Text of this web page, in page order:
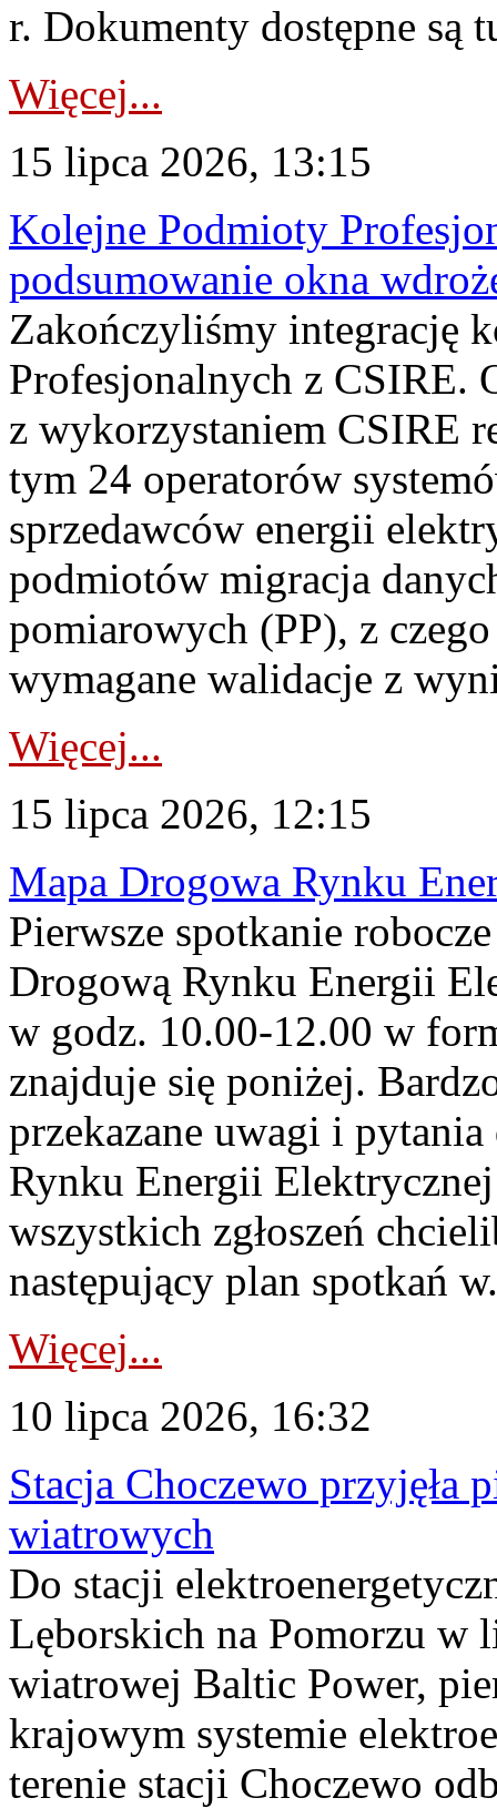
r. Dokumenty dostępne są
Więcej...
15 lipca 2026, 13:15
Kolejne Podmioty
podsumowanie okna
Zakończyliśmy integrację
Profesjonalnych z CSIRE.
z wykorzystaniem CSIRE
tym 24 operatorów
sprzedawców energii
podmiotów migracja
pomiarowych (PP), z
wymagane walidacje z
Więcej...
15 lipca 2026, 12:15
Mapa Drogowa Rynku
Pierwsze spotkanie
Drogową Rynku Energii
w godz. 10.00-12.00 w
znajduje się poniżej.
przekazane uwagi i
Rynku Energii
wszystkich zgłoszeń
następujący plan spotkań
Więcej...
10 lipca 2026, 16:32
Stacja Choczewo przyjęła
wiatrowych
Do stacji
Lęborskich na Pomorzu w
wiatrowej Baltic Power,
krajowym systemie
terenie stacji Choczewo